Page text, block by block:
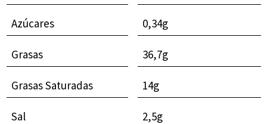
Azúcares 0,34g
Grasas 36,7g
Grasas Saturadas 14g
Sal 2,5g